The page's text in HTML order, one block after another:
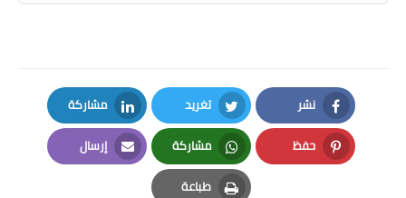
نشر
Facebook
تغريد
Twitter
مشاركة
LinkedIn
حفظ
Pinterest
مشاركة
Whatsapp
إرسال
Email
طباعة